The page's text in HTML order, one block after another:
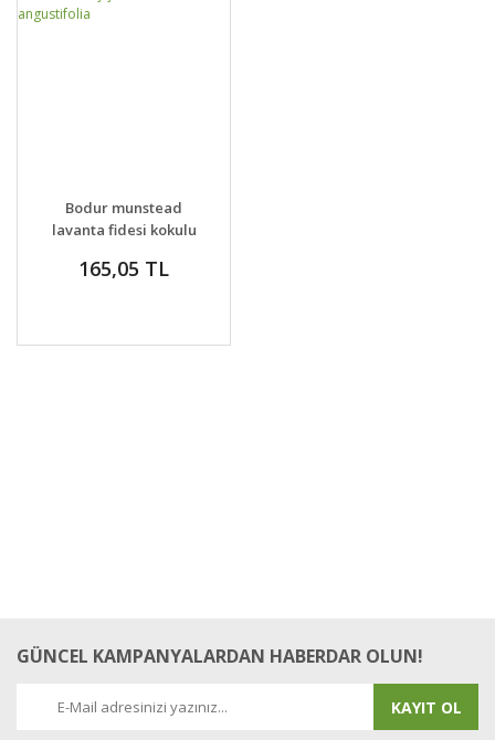
DETAYLAR
VER
Bodur munstead
lavanta fidesi kokulu
angustifolia
165,05 TL
GÜNCEL KAMPANYALARDAN HABERDAR OLUN!
KAYIT OL